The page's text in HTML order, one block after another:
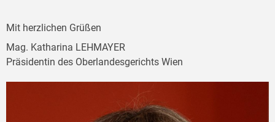
Mit herzlichen Grüßen
Mag. Katharina LEHMAYER
Präsidentin des Oberlandesgerichts Wien